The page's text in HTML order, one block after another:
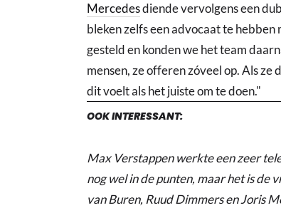
Mercedesdiende vervolgens een
bleken zelfs een advocaat te
gesteld en konden we het team
mensen, ze offeren zóveel op. Als ze
dit voelt als het juiste om te doen."
OOK INTERESSANT:
Max Verstappen werkte een zeer
nog wel in de punten, maar het is de
van Buren, Ruud Dimmers en Joris